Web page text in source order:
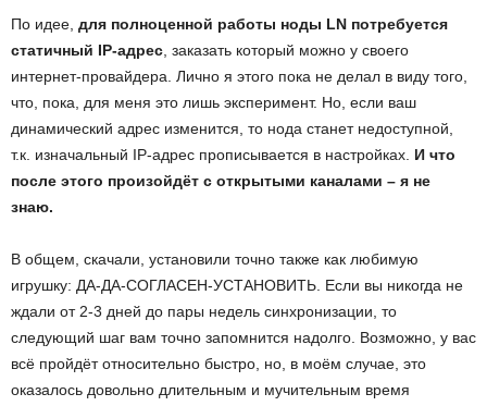
По идее, для полноценной работы ноды LN потребуется
статичный IP-адрес, заказать который можно у своего
интернет-провайдера. Лично я этого пока не делал в виду того,
что, пока, для меня это лишь эксперимент. Но, если ваш
динамический адрес изменится, то нода станет недоступной,
т.к. изначальный IP-адрес прописывается в настройках. И что
после этого произойдёт с открытыми каналами – я не
знаю.
В общем, скачали, установили точно также как любимую
игрушку: ДА-ДА-СОГЛАСЕН-УСТАНОВИТЬ. Если вы никогда не
ждали от 2-3 дней до пары недель синхронизации, то
следующий шаг вам точно запомнится надолго. Возможно, у вас
всё пройдёт относительно быстро, но, в моём случае, это
оказалось довольно длительным и мучительным время